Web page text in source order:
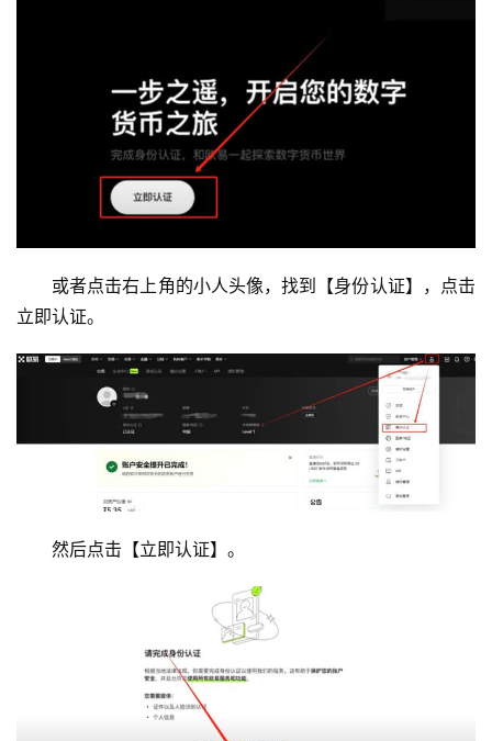
或者点击右上角的小人头像，找到【身份认证】，点击
立即认证。
然后点击【立即认证】。